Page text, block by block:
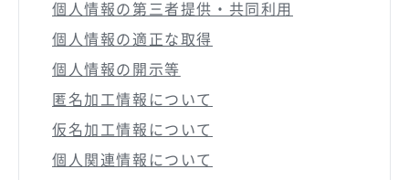
個人情報の第三者提供・共同利用
個人情報の適正な取得
個人情報の開示等
匿名加工情報について
仮名加工情報について
個人関連情報について